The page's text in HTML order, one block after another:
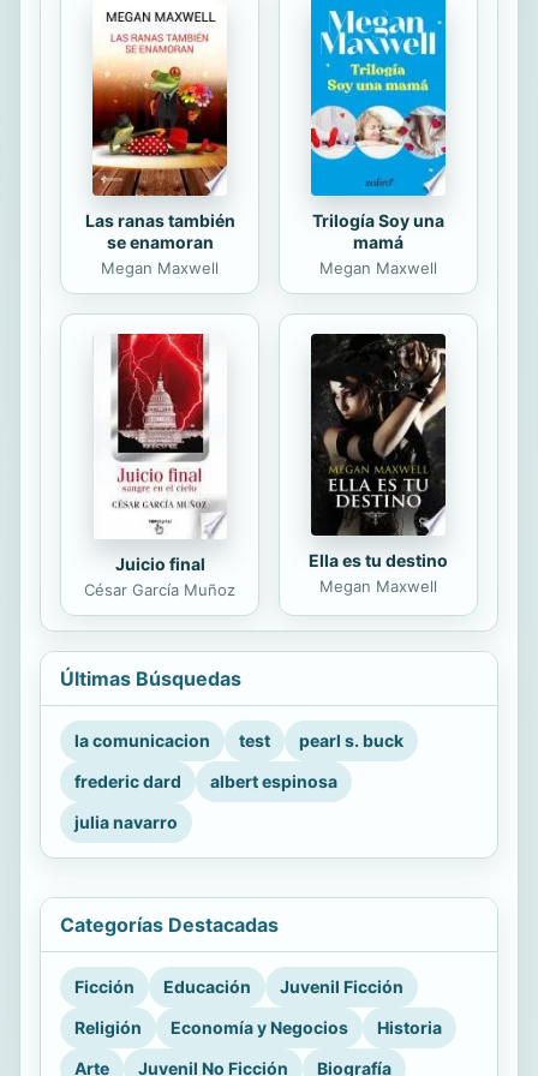
intelectuales, ocupó un puesto
destacado en los foros culturales de
México y trató los asuntos más
variados. Dejó escritas algunas obras
en el terreno de la filología.
Las ranas también
se enamoran
Megan Maxwell
Trilogía Soy una
mamá
Megan Maxwell
Juicio final
César García Muñoz
Ella es tu destino
Megan Maxwell
Últimas Búsquedas
la comunicacion test
pearl s. buck
frederic dard
albert espinosa
julia navarro
Categorías Destacadas
Ficción Educación
Juvenil Ficción
Religión
Economía y Negocios
Historia
Arte
Juvenil No Ficción Biografía